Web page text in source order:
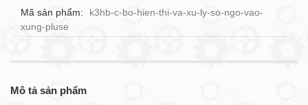
Mã sản phẩm
k3hb-c-bo-hien-thi-va-xu-ly-so-ngo-vao-
xung-pluse
Mô tả sản phẩm